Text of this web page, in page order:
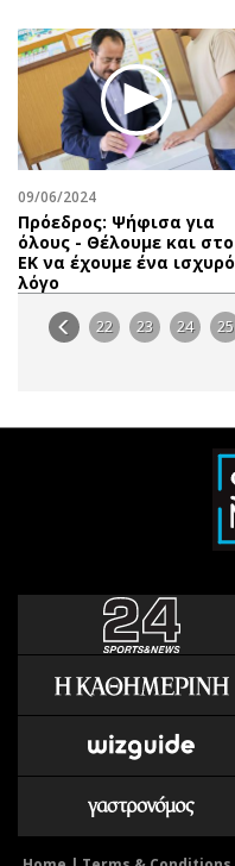
09/06/2024
Πρόεδρος: Ψήφισα για
όλους - Θέλουμε και στο
ΕΚ να έχουμε ένα ισχυρό
λόγο
22 23 24 25